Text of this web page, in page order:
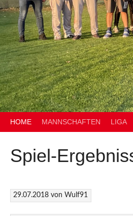
HOME MANNSCHAFTEN LIGA
Spiel-
29.07.2018 von Wulf91